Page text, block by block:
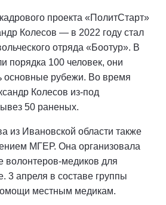
проекта «ПолитСтарт»
Колесов — в 2022 году стал
отряда «Боотур». В
порядка 100 человек, они
основные рубежи. Во время
Колесов из-под
50 раненых.
из Ивановской области также
МГЕР. Она организовала
волонтеров-медиков для
3 апреля в составе группы
местным медикам.